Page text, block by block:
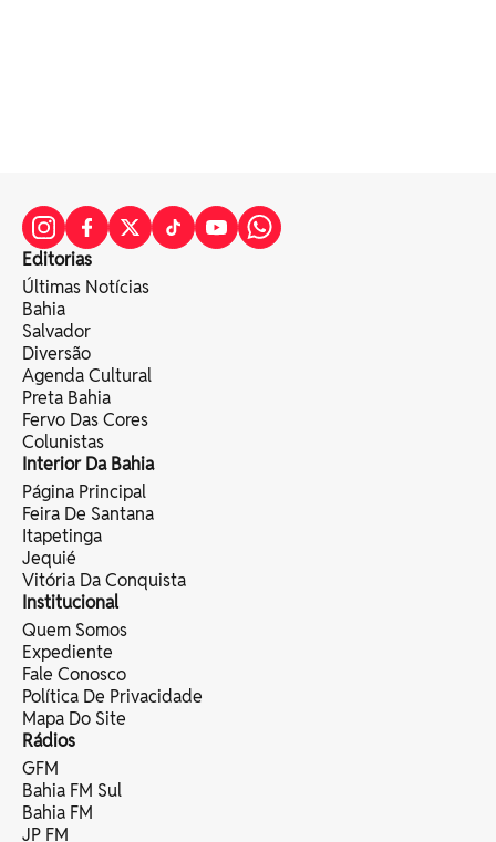
Editorias
Últimas Notícias
Bahia
Salvador
Diversão
Agenda Cultural
Preta Bahia
Fervo Das Cores
Colunistas
Interior Da Bahia
Página Principal
Feira De Santana
Itapetinga
Jequié
Vitória Da Conquista
Institucional
Quem Somos
Expediente
Fale Conosco
Política De Privacidade
Mapa Do Site
Rádios
GFM
Bahia FM Sul
Bahia FM
JP FM